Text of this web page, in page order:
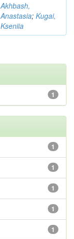
Akhbash,
Anastasia; Kugai,
Kseniia
1
1
1
1
1
1